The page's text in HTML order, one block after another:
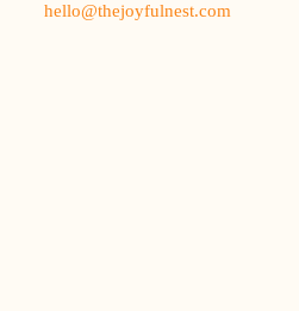
hello@thejoyfulnest.com